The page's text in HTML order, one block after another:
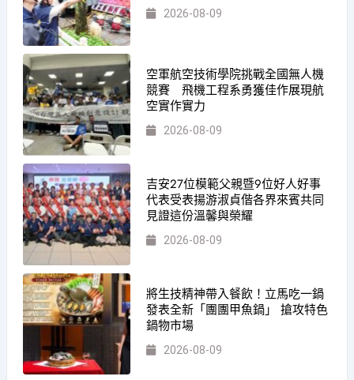
2026-08-09
空軍航空技術學院挑戰全國無人機
競賽 飛機工程系勇獲佳作展現航
空實作實力
2026-08-09
吉安27位模範父親暨9位好人好事
代表受表揚游淑貞偕各界來賓共同
見證這份溫馨與榮耀
2026-08-09
將生技精神帶入餐飲！立馬吃一鍋
發表全新「團團甲魚鍋」 搶攻特色
鍋物市場
2026-08-09